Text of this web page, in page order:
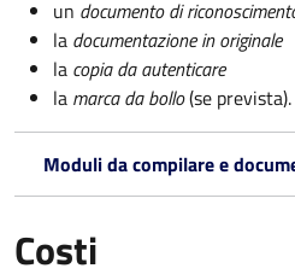
un documento di
la documentazione in originale
la copia da autenticare
la marca da bollo(se prevista).
Moduli da compilare e
Costi